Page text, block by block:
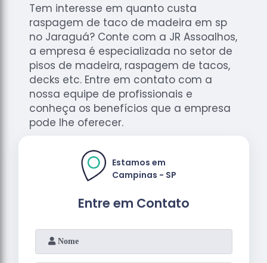
Tem interesse em quanto custa
raspagem de taco de madeira em sp
no Jaraguá? Conte com a JR Assoalhos,
a empresa é especializada no setor de
pisos de madeira, raspagem de tacos,
decks etc. Entre em contato com a
nossa equipe de profissionais e
conheça os benefícios que a empresa
pode lhe oferecer.
Entre em Contato
Estamos em
Campinas - SP